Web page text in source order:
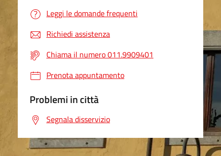
Leggi le domande frequenti
Richiedi assistenza
Chiama il numero 011.9909401
Prenota appuntamento
Problemi in città
Segnala disservizio